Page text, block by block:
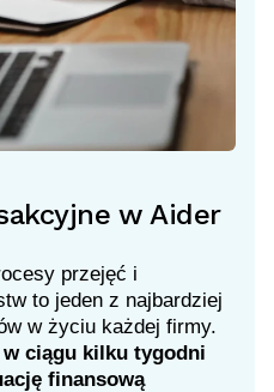
w Aider
przejęć i
to jeden z najbardziej
w życiu każdej firmy.
w ciągu kilku tygodni
finansową